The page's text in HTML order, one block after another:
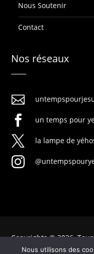
Nous Soutenir
Contact
Nos réseaux

 un temps pour
 la lampe de

Copyrights © 2026.
Nous utilisons des